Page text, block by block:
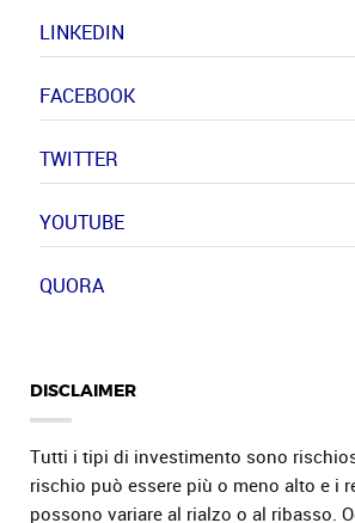
LINKEDIN
FACEBOOK
TWITTER
YOUTUBE
QUORA
DISCLAIMER
Tutti i tipi di investimento sono
rischio può essere più o meno alto e i
possono variare al rialzo o al ribasso.